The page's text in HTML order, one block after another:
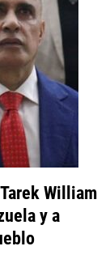
William
y a